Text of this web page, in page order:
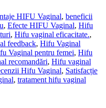
HIFU Vaginal, beneficii
, Efecte HIFU Vaginal, Hifu
, Hifu vaginal eficacitate.,
feedback, Hifu Vaginal
Vaginal pentru femei, Hifu
recomandări, Hifu vaginal
Hifu Vaginal, Satisfacție
, tratament hifu vaginal